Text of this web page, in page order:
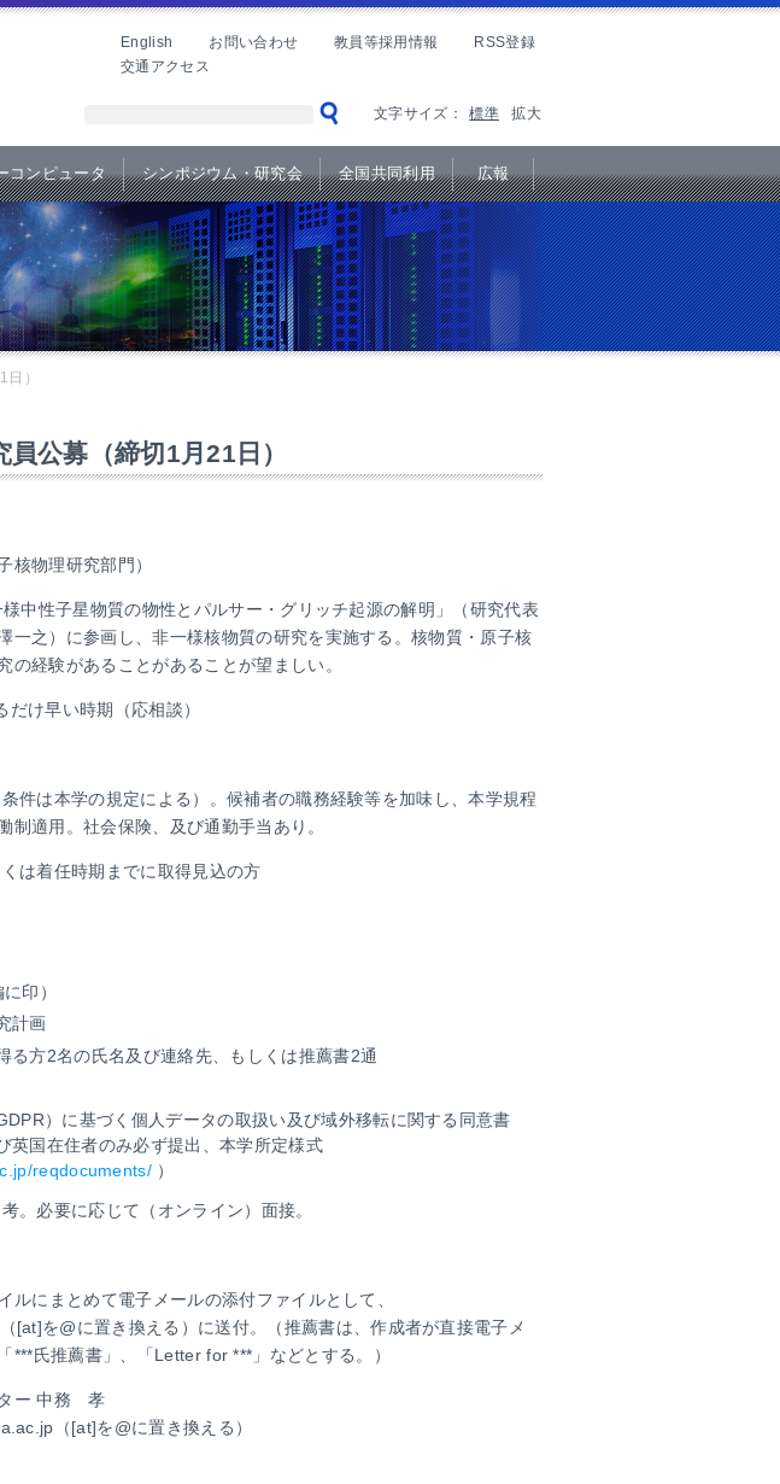
English お問い合わせ 教員等採用情報
RSS登録
交通アクセス
文字サイズ： 標準 拡大
コンピュータ シンポジウム・研究会 全国共同利用 広報
）
公募（締切1月21日）
核物理研究部門）
中性子星物質の物性とパルサー・グリッチ起源の解明」（研究代表
一之）に参画し、非一様核物質の研究を実施する。核物質・原子核
経験があることがあることが望ましい。
け早い時期（応相談）
件は本学の規定による）。候補者の職務経験等を加味し、本学規程
適用。社会保険、及び通勤手当あり。
は着任時期までに取得見込の方
印）
計画
る方2名の氏名及び連絡先、もしくは推薦書2通
）に基づく個人データの取扱い及び域外移転に関する同意書
英国在住者のみ必ず提出、本学所定様式
reqdocuments/ ）
。必要に応じて（オンライン）面接。
ルにまとめて電子メールの添付ファイルとして、
を@に置き換える）に送付。（推薦書は、作成者が直接電子メ
***氏推薦書」、「Letter for ***」などとする。）
ター 中務 孝
（[at]を@に置き換える）